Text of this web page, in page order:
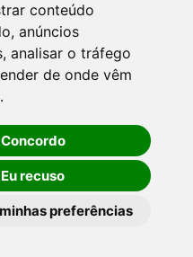
conteúdo
anúncios
analisar o tráfego
de onde vêm
Concordo
Eu recuso
preferências
OUVIDORIA
à Prefeitura de